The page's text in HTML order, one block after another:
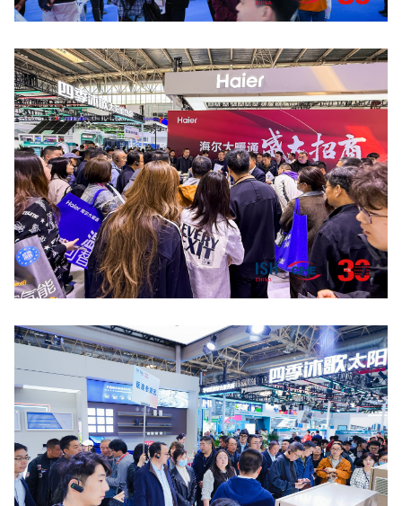
点击放大
点击放大